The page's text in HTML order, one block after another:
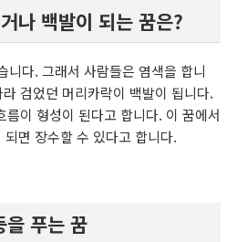
나 백발이 되는 꿈은?
니다. 그래서 사람들은 염색을 합니
검었던 머리카락이 백발이 됩니다.
름이 형성이 된다고 합니다. 이 꿈에서
면 장수할 수 있다고 합니다.
을 푸는 꿈